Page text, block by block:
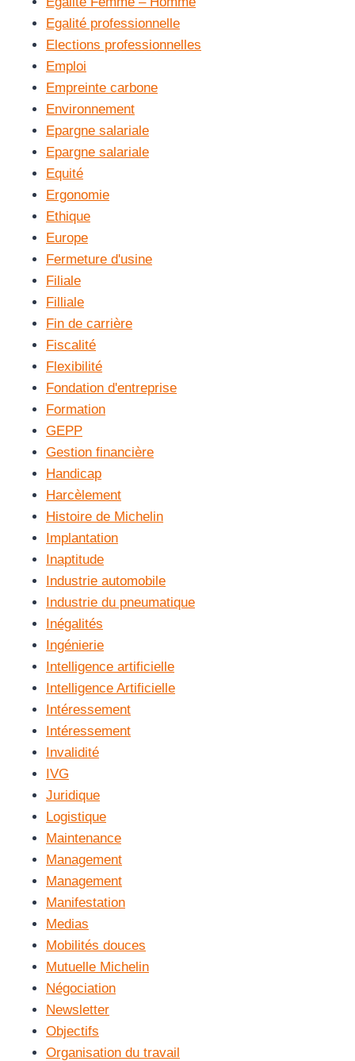
Egalité professionnelle
Elections professionnelles
Emploi
Empreinte carbone
Environnement
Epargne salariale
Epargne salariale
Equité
Ergonomie
Ethique
Europe
Fermeture d'usine
Filiale
Filliale
Fin de carrière
Fiscalité
Flexibilité
Fondation d'entreprise
Formation
GEPP
Gestion financière
Handicap
Harcèlement
Histoire de Michelin
Implantation
Inaptitude
Industrie automobile
Industrie du pneumatique
Inégalités
Ingénierie
Intelligence artificielle
Intelligence Artificielle
Intéressement
Intéressement
Invalidité
IVG
Juridique
Logistique
Maintenance
Management
Management
Manifestation
Medias
Mobilités douces
Mutuelle Michelin
Négociation
Newsletter
Objectifs
Organisation du travail